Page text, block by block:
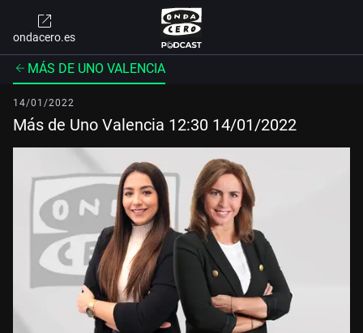
ondacero.es
MÁS DE UNO VALENCIA
14/01/2022
Más de Uno Valencia 12:30 14/01/2022